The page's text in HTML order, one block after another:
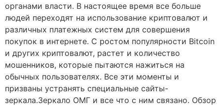
органами власти. В настоящее время все больше
людей переходят на использование криптовалют и
различных платежных систем для совершения
покупок в интернете. С ростом популярности Bitcoin
и других криптовалют, растет и количество
мошенников, которые пытаются нажиться на
обычных пользователях. Все эти моменты и
призваны устранять специальные сайты-
зеркала.Зеркало ОМГ и все что с ним связано. Обзор